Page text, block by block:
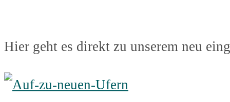
Hier geht es direkt zu unserem neu